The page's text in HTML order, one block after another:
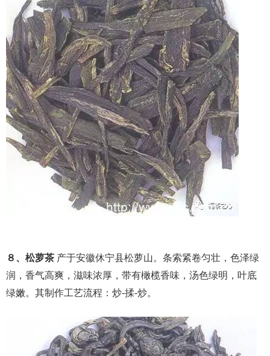
８、松萝茶 产于安徽休宁县松萝山。条索紧卷匀壮，色泽绿
润，香气高爽，滋味浓厚，带有橄榄香味，汤色绿明，叶底
绿嫩。其制作工艺流程：炒-揉-炒。